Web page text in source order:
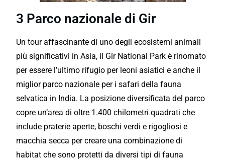
3 Parco nazionale di Gir
Un tour affascinante di uno degli ecosistemi animali
più significativi in Asia, il Gir National Park è rinomato
per essere l’ultimo rifugio per leoni asiatici e anche il
miglior parco nazionale per i safari della fauna
selvatica in India. La posizione diversificata del parco
copre un’area di oltre 1.400 chilometri quadrati che
include praterie aperte, boschi verdi e rigogliosi e
macchia secca per creare una combinazione di
habitat che sono protetti da diversi tipi di fauna